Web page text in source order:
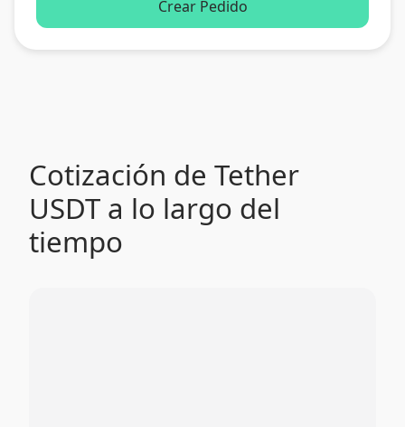
Crear Pedido
Cotización de Tether
USDT a lo largo del
tiempo